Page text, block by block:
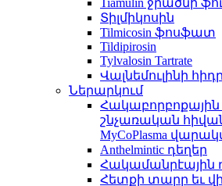
Տիլմիկոսին
Tilmicosin ֆոսֆատ
Tildipirosin
Tylvalosin Tartrate
Վալնեմուլինի
Ներարկում
Հակաբորբոքային
շնչառական
MyCoPlasma
Anthelmintic դեղեր
Հակամանրէային
Հետքի տարր եւ